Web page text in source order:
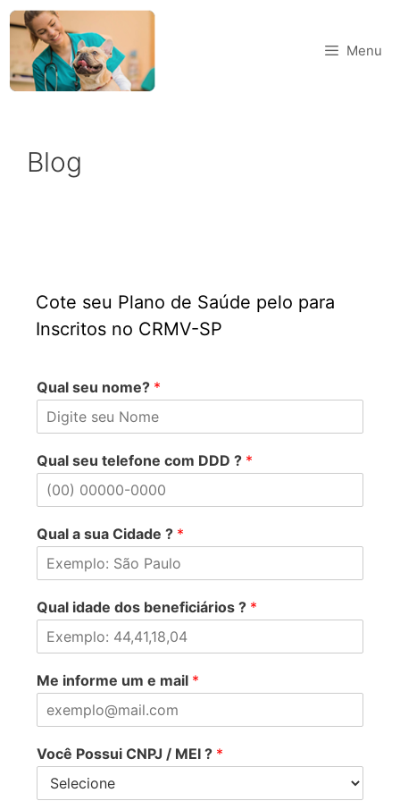
Menu
Blog
Cote seu Plano de Saúde pelo para
Inscritos no CRMV-SP
Qual seu nome? *
Qual seu telefone com DDD ? *
Qual a sua Cidade ? *
Qual idade dos beneficiários ? *
Me informe um e mail *
Você Possui CNPJ / MEI ? *